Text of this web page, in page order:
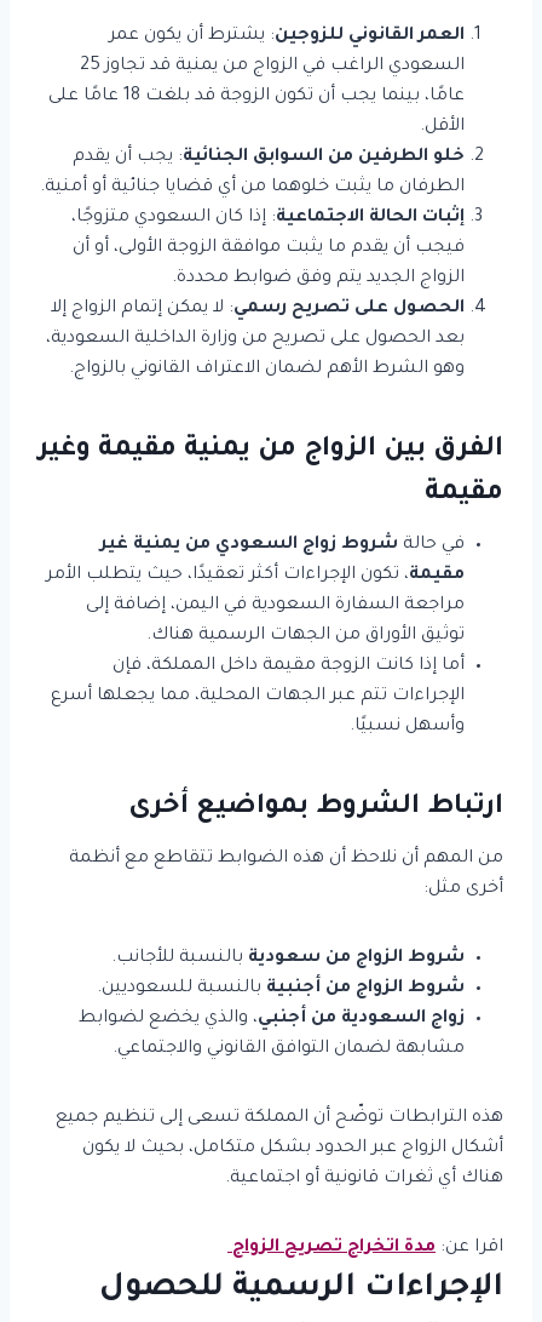
العمر القانوني للزوجين: يشترط أن يكون عمر
السعودي الراغب في الزواج من يمنية قد تجاوز 25
عامًا، بينما يجب أن تكون الزوجة قد بلغت 18 عامًا على
الأقل.
خلو الطرفين من السوابق الجنائية: يجب أن يقدم
الطرفان ما يثبت خلوهما من أي قضايا جنائية أو أمنية.
إثبات الحالة الاجتماعية: إذا كان السعودي متزوجًا،
فيجب أن يقدم ما يثبت موافقة الزوجة الأولى، أو أن
الزواج الجديد يتم وفق ضوابط محددة.
الحصول على تصريح رسمي: لا يمكن إتمام الزواج إلا
بعد الحصول على تصريح من وزارة الداخلية السعودية،
وهو الشرط الأهم لضمان الاعتراف القانوني بالزواج.
الفرق بين الزواج من يمنية مقيمة وغير
مقيمة
في حالة شروط زواج السعودي من يمنية غير
مقيمة، تكون الإجراءات أكثر تعقيدًا، حيث يتطلب الأمر
مراجعة السفارة السعودية في اليمن، إضافة إلى
توثيق الأوراق من الجهات الرسمية هناك.
أما إذا كانت الزوجة مقيمة داخل المملكة، فإن
الإجراءات تتم عبر الجهات المحلية، مما يجعلها أسرع
وأسهل نسبيًا.
ارتباط الشروط بمواضيع أخرى
من المهم أن نلاحظ أن هذه الضوابط تتقاطع مع أنظمة
أخرى مثل:
شروط الزواج من سعودية بالنسبة للأجانب.
شروط الزواج من أجنبية بالنسبة للسعوديين.
زواج السعودية من أجنبي، والذي يخضع لضوابط
مشابهة لضمان التوافق القانوني والاجتماعي.
هذه الترابطات توضّح أن المملكة تسعى إلى تنظيم جميع
أشكال الزواج عبر الحدود بشكل متكامل، بحيث لا يكون
هناك أي ثغرات قانونية أو اجتماعية.
اقرا عن: مدة اتخراج تصريح الزواج
الإجراءات الرسمية للحصول